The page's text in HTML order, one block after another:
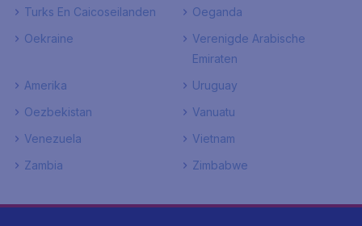
Turks En Caicoseilanden
Oeganda
Oekraine
Verenigde Arabische
Emiraten
Amerika
Uruguay
Oezbekistan
Vanuatu
Venezuela
Vietnam
Zambia
Zimbabwe